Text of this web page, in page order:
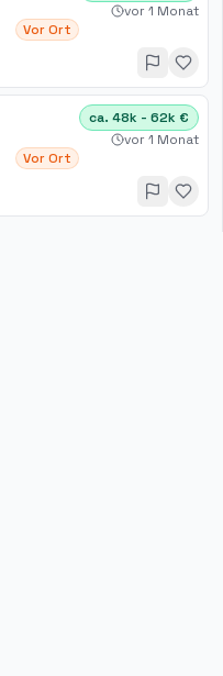
Vor Ort
vor 1 Monat
Vor Ort
ca. 48k - 62k €
vor 1 Monat